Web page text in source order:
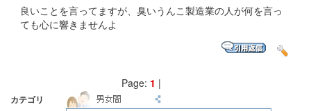
良いことを言ってますが、臭いうんこ製造業の人が何を言っ
ても心に響きませんよ
Page: 1 |
カテゴリ